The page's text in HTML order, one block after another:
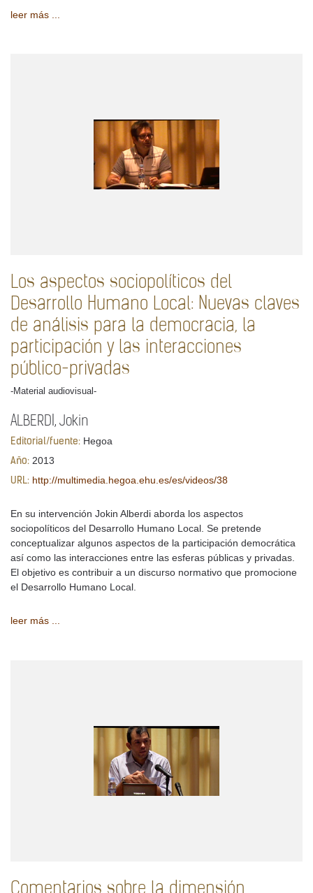
leer más ...
Los aspectos sociopolíticos del
Desarrollo Humano Local: Nuevas claves
de análisis para la democracia, la
participación y las interacciones
público-privadas
-Material audiovisual-
ALBERDI, Jokin
Editorial/fuente: Hegoa
Año: 2013
URL: http://multimedia.hegoa.ehu.es/es/videos/38
En su intervención Jokin Alberdi aborda los aspectos
sociopolíticos del Desarrollo Humano Local. Se pretende
conceptualizar algunos aspectos de la participación democrática
así como las interacciones entre las esferas públicas y privadas.
El objetivo es contribuir a un discurso normativo que promocione
el Desarrollo Humano Local.
leer más ...
Comentarios sobre la dimensión